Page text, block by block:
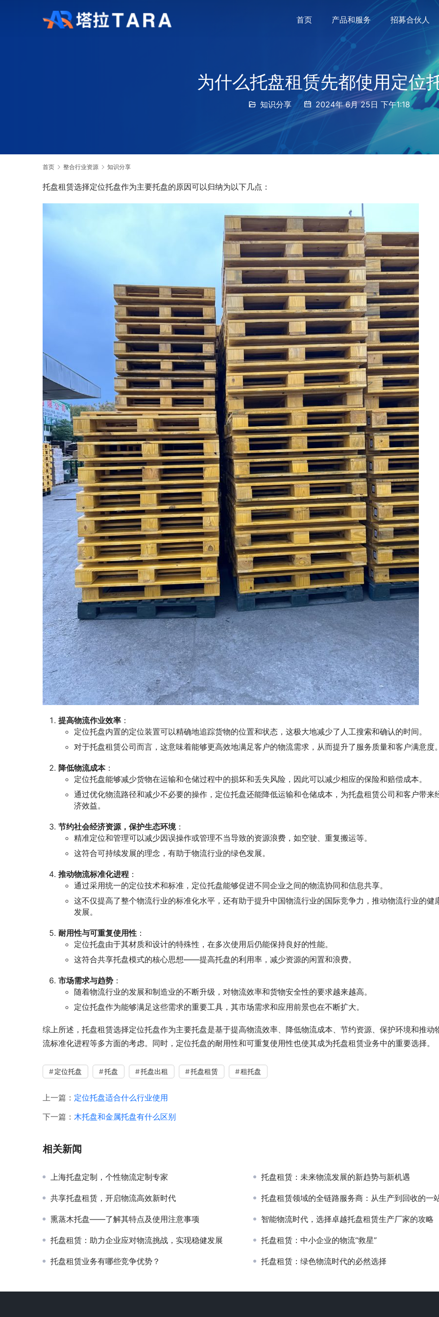
首页 产品和服务 招募合伙人
为什么托盘租赁先都使用定位
知识分享 2024年 6月 25日 下午1:18
首页 整合行业资源 知识分享
托盘租赁选择定位托盘作为主要托盘的原因可以归纳为以下几点：
提高物流作业效率 ：
定位托盘内置的定位装置可以精确地追踪货物的位置和状态，这极大地减少了人工搜索和确认的时间。
对于托盘租赁公司而言，这意味着能够更高效地满足客户的物流需求，从而提升了服务质量和客户满意度
降低物流成本：
定位托盘能够减少货物在运输和仓储过程中的损坏和丢失风险，因此可以减少相应的保险和赔偿成本。
通过优化物流路径和减少不必要的操作，定位托盘还能降低运输和仓储成本，为托盘租赁公司和客户带来
济效益。
节约社会经济资源，保护生态环境：
精准定位和管理可以减少因误操作或管理不当导致的资源浪费，如空驶、重复搬运等。
这符合可持续发展的理念，有助于物流行业的绿色发展。
推动物流标准化进程 ：
通过采用统一的定位技术和标准，定位托盘能够促进不同企业之间的物流协同和信息共享。
这不仅提高了整个物流行业的标准化水平，还有助于提升中国物流行业的国际竞争力，推动物流行业的健
发展。
耐用性与可重复使用性 ：
定位托盘由于其材质和设计的特殊性，在多次使用后仍能保持良好的性能。
这符合共享托盘模式的核心思想——提高托盘的利用率，减少资源的闲置和浪费。
市场需求与趋势 ：
随着物流行业的发展和制造业的不断升级，对物流效率和货物安全性的要求越来越高。
定位托盘作为能够满足这些需求的重要工具，其市场需求和应用前景也在不断扩大。
综上所述，托盘租赁选择定位托盘作为主要托盘是基于提高物流效率、降低物流成本、节约资源、保护环境和推动
流标准化进程等多方面的考虑。同时，定位托盘的耐用性和可重复使用性也使其成为托盘租赁业务中的重要选择。
定位托盘 托盘 托盘出租 托盘租赁 租托盘
上一篇： 定位托盘适合什么行业使用
下一篇： 木托盘和金属托盘有什么区别
相关新闻
上海托盘定制，个性物流定制专家 托盘租赁：未来物流发展的新趋势与新机遇
共享托盘租赁，开启物流高效新时代 托盘租赁领域的全链路服务商：从生产到回收的一站式解决方
熏蒸木托盘——了解其特点及使用注意事项 智能物流时代，选择卓越托盘租赁生产厂家的攻略
托盘租赁：助力企业应对物流挑战，实现稳健发展 托盘租赁：中小企业的物流“救星”
托盘租赁业务有哪些竞争优势？ 托盘租赁：绿色物流时代的必然选择